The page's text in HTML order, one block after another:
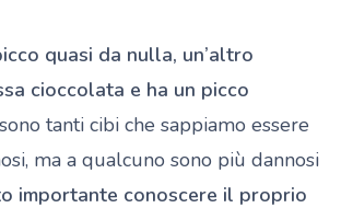
quasi da nulla, un’altro
cioccolata e ha un picco
tanti cibi che sappiamo essere
ma a qualcuno sono più dannosi
importante conoscere il proprio